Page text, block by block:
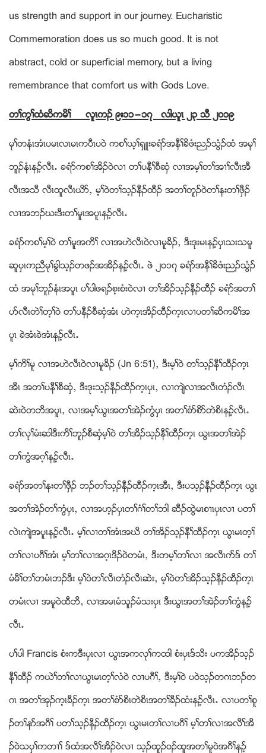
us strength and support in our journey. Eucharistic
Commemoration does us so much good. It is not
abstract, cold or superficial memory, but a living
remembrance that comfort us with Gods Love.
တႈကြႈထံဆိကမိႈ လူၚကဥ ၉း၁၁”၁၇ လါဎူၚ ၂၃ သီ ၂၀၁၉
မုႈတနံၚအံၚပမၚလၚမၚကပီၚပ၀ဲ ကစႈဎ့ႈရွဴးခရံဏအနီႈခိဖံးညဥသြံဥထံ အမုႈ
ဘူဥနံၚနဥ့လီၚ’ ခရံဏကစႈအိဥ၀ဲလ႕ တႈပနီႈစီဆံွ လ႕အမ့ႈတႈအ႕ႈလီၚအီ
လီၚအသီ လီၚထူလီၚဎိဏယ မ့ႈ၀ဲတႈသ့ဥနီဥထီဥ အတႈတူဥ၀ဲတႈနးတႈဖွီဥ
လ႕အဘဥဃးဒီးတႈမူၚအပူၚနဥ့လီၚ’
ခရံဏကစႈမ့ႈ၀ဲ တႈမူအကိႈ လ႕အဟဲလီၚ၀ဲလ႕မူခိဥယ ဒီးဒုးမၚနဥ့ပွၚသးသမူ
ဆူပွၚကညီမုႈခြါသ့ဥတဖဥအအိဥနဥ့လီၚ’ ဖဲ ၂၀၁၇ ခရံဏအနီႈခိဖံးညဥသြံဥ
ထံ အမုႈဘူဥနံၚအပူၚ ပႈပါဖရဥစ့းစံး၀ဲလ႕ တႈအိဥသ့ဥနီဥထီဥ ခရံဏအတႈ
ပဏလီၚတဲႈတ့ႈ၀ဲ တႈပနီဥစီဆွံအံၚ ဟဲက့ၚအိဥထီဥက့ၚလ႕ပတႈဆိကမိႈအ
ပူၚ ခဲအံၚခဲအံၚနဥ့လီၚ’
မ့ႈကိႈမူ လ႕အဟဲလီၚ၀ဲလ႕မူခိဥ (Jn 6:51)ယ ဒီးမ့ႈ၀ဲ တႈသ့ဥနီႈထီဥက့ၚ
အီၚ အတႈပနီႈစီဆွံယ ဒီးဒုးသ့ဥနီဥထီဥက့ၚပွၚယ လ႕က်ဲလ႕အလီၚတံဥလီၚ
ဆဲး၀ဲတဘိအပူၚယ လ႕အမ့ႈဎြၚအတႈအဲဥကြံပွၚ အတႈစံဏစိဏတဲစိၚနဥ့လီၚ’
တႈလုႈမံးဆါဒီးကိႈဘူဥစီဆွံမ့ႈ၀ဲ တႈအိဥသ့ဥနီႈထီဥက့ၚ ဎြၚအတႈအဲဥ
တႈကြံအဂ့ႈနဥ့လီၚ’
ခရံဏအတႈနးတႈဖွီဥ ဘဥတႈသ့ဥနီဥထီဥက့ၚအီၚယ ဒီးပသ့ဥနီဥထီဥက့ၚ ဎြၚ
အတႈအဲဥတႈကြံပွၚယ လ႕အဟ့ဥပွၚတႈဂံႈတႈဘါ ဆီဥထြဲမၚစ႕ၚပွၚလ႕ ပတႈ
လဲၚက်ဲအပူၚနဥ့လီၚ’ မ့ႈလ႕တႈအံၚအဃိ တႈအိဥသ့ဥနီႈထီဥက့ၚ ဎြၚမၚတ့ႈ
တႈလ႕ပဂီႈအံၚ မ့ႈတႈလ႕အဂ့ၚဒိဥ၀ဲတမံၚယ ဒီးတမ့ႈတႈလ႕ အလီၚဂဏဒ္ တႈ
မံမီႈတႈတမံၚဘဥဒီး မ့ႈ၀ဲတႈလီၚတံဥလီၚဆဲးယ မ့ႈ၀ဲတႈအိဥသ့ဥနီဥထီဥက့ၚ
တမံၚလ႕ အမူ၀ဲထီဘိယ လ႕အမၚမံသူဥမံသးပွၚ ဒီးဎြၚအတႈအဲဥတႈကြံနဥ့
လီၚ’
ပႈပါ Francis စံးကဒီးပွၚလ႕ ဎြၚအကလုႈကထါ စံးပွၚဒ္သိး ပကအိဥသ့ဥ
နီႈထီဥ ကဎဲႈတႈလ႕ဎြၚမၚတ့ႈလံ၀ဲ လ႕ပဂီႈယ ဒီးမ့ႈ၀ဲ ပ၀ဲသ့ဥတဂၚဘဥတ
ဂၚ အတႈအုဥက့ၚခီဥက့ၚ အတႈစံဏစိၚတဲစိၚအတႈခီဥထံးနဥ့လီၚ’ လ႕ပတႈစူ
ဥတႈနဏအဂီႈ ပတႈသ့ဥနီဥထီဥက့ၚ ဎြၚမၚတႈလ႕ပဂီႈ မ့ႈတႈလ႕အလီႈအိ
ဥ၀ဲသပွႈကတ႕ႈ ဒ္ထံအလီႈအိဥ၀ဲလ႕ သ့ဥထူဥ၀ဥထူအတႈမူ၀ဲအဂီႈနဥ့